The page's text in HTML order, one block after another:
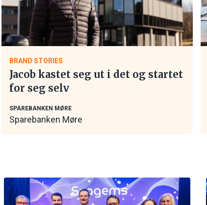
BRAND STORIES
Jacob kastet seg ut i det og startet
for seg selv
SPAREBANKEN MØRE
Sparebanken Møre